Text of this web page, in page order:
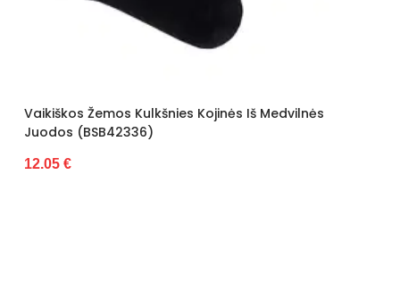
Vaikiškos Žemos Kulkšnies Kojinės Iš Medvilnės
Juodos (BSB42336)
12.05 €